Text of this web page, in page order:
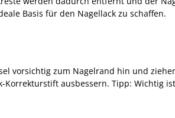
Basis für den Nagellack zu schaffen.
vorsichtig zum Nagelrand hin und
ausbessern. Tipp: Wichtig